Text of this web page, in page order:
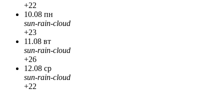
+22
10.08 пн
sun-rain-cloud
+23
11.08 вт
sun-rain-cloud
+26
12.08 ср
sun-rain-cloud
+22